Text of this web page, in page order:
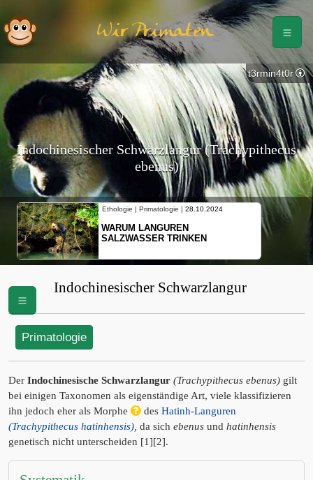
Wir Primaten
Indochinesischer Schwarzlangur (Trachypithecus
ebenus)
Ethologie | Primatologie | 28.10.2024
WARUM LANGUREN
SALZWASSER TRINKEN
t3rmin4t0r
Indochinesischer Schwarzlangur
Primatologie
Der Indochinesische Schwarzlangur (Trachypithecus ebenus) gilt
bei einigen Taxonomen als eigenständige Art, viele klassifizieren
ihn jedoch eher als Morphe
des Hatinh-Languren
(Trachypithecus hatinhensis) da sich ebenus und hatinhensis
genetisch nicht unterscheiden [1][2].